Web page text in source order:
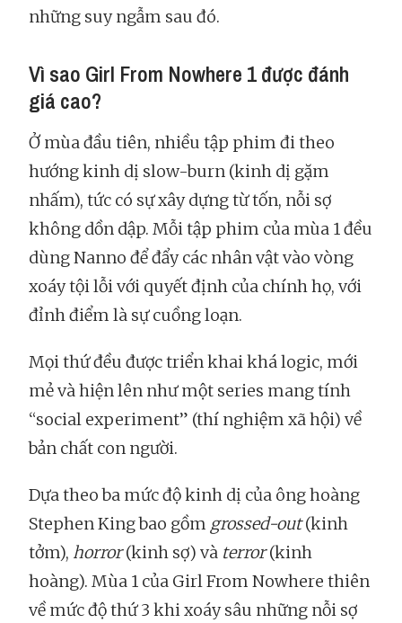
những suy ngẫm sau đó.
Vì sao Girl From Nowhere 1 được đánh
giá cao?
Ở mùa đầu tiên, nhiều tập phim đi theo
hướng kinh dị slow-burn (kinh dị gặm
nhấm), tức có sự xây dựng từ tốn, nỗi sợ
không dồn dập. Mỗi tập phim của mùa 1 đều
dùng Nanno để đẩy các nhân vật vào vòng
xoáy tội lỗi với quyết định của chính họ, với
đỉnh điểm là sự cuồng loạn.
Mọi thứ đều được triển khai khá logic, mới
mẻ và hiện lên như một series mang tính
“social experiment” (thí nghiệm xã hội) về
bản chất con người.
Dựa theo ba mức độ kinh dị của ông hoàng
Stephen King bao gồm grossed-out(kinh
tởm), horror(kinh sợ) và terror(kinh
hoàng). Mùa 1 của Girl From Nowhere thiên
về mức độ thứ 3 khi xoáy sâu những nỗi sợ